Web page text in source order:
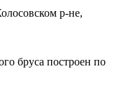
р-не,
бруса построен по